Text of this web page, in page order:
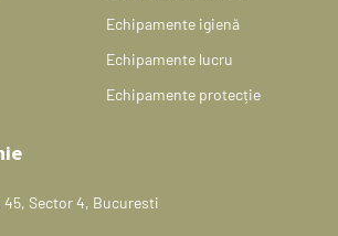
Echipamente igienă
Echipamente lucru
Echipamente protecție
45, Sector 4, Bucuresti